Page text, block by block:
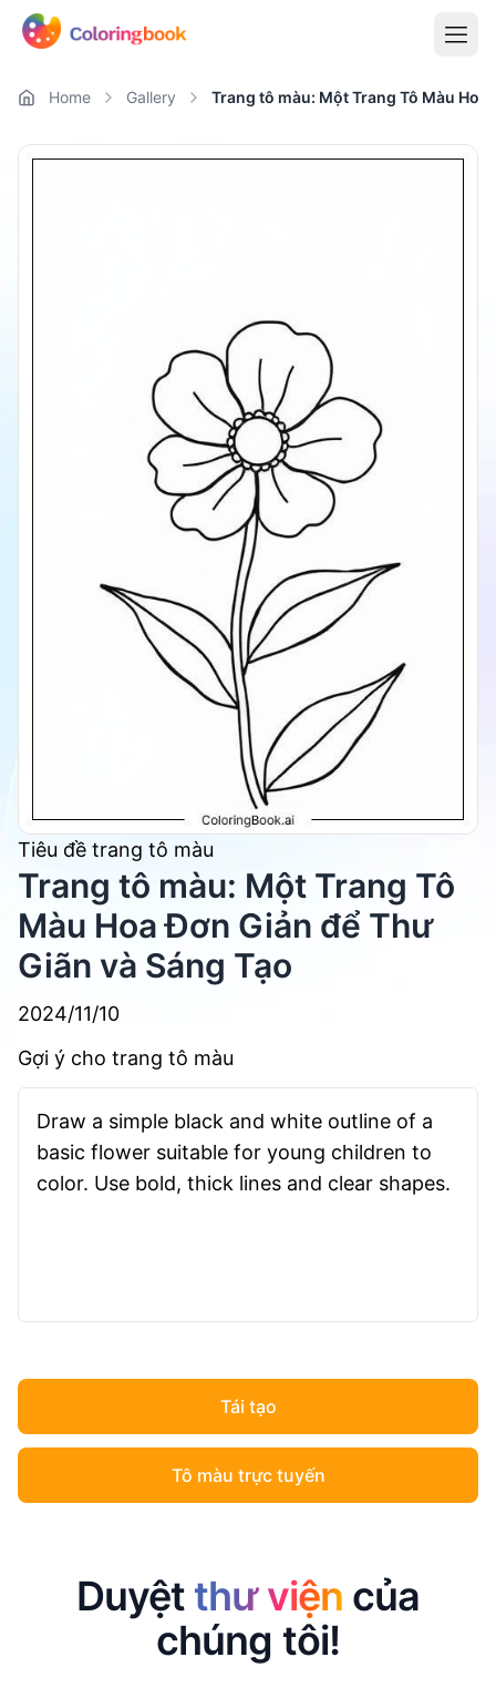
Home Gallery Trang tô màu: Một Trang Tô Màu
Tiêu đề trang tô màu
Trang tô màu: Một Trang Tô
Màu Hoa Đơn Giản để Thư
Giãn và Sáng Tạo
2024/11/10
Gợi ý cho trang tô màu
Draw a simple black and white outline of a
basic flower suitable for young children to
color. Use bold, thick lines and clear shapes.
Tái tạo
Tô màu trực tuyến
Duyệt thư viện của
chúng tôi!